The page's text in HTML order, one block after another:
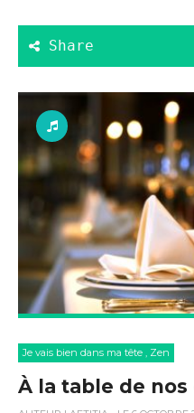
Je vais bien dans ma tête , Zen
À la table de